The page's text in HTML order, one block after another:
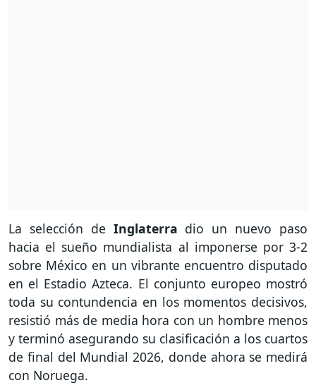
La selección de Inglaterra dio un nuevo paso
hacia el sueño mundialista al imponerse por 3-2
sobre México en un vibrante encuentro disputado
en el Estadio Azteca. El conjunto europeo mostró
toda su contundencia en los momentos decisivos,
resistió más de media hora con un hombre menos
y terminó asegurando su clasificación a los cuartos
de final del Mundial 2026, donde ahora se medirá
con Noruega.